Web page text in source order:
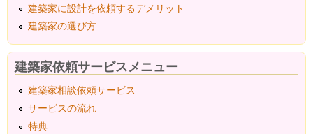
建築家に設計を依頼するデメリット
建築家の選び方
建築家依頼サービスメニュー
建築家相談依頼サービス
サービスの流れ
特典